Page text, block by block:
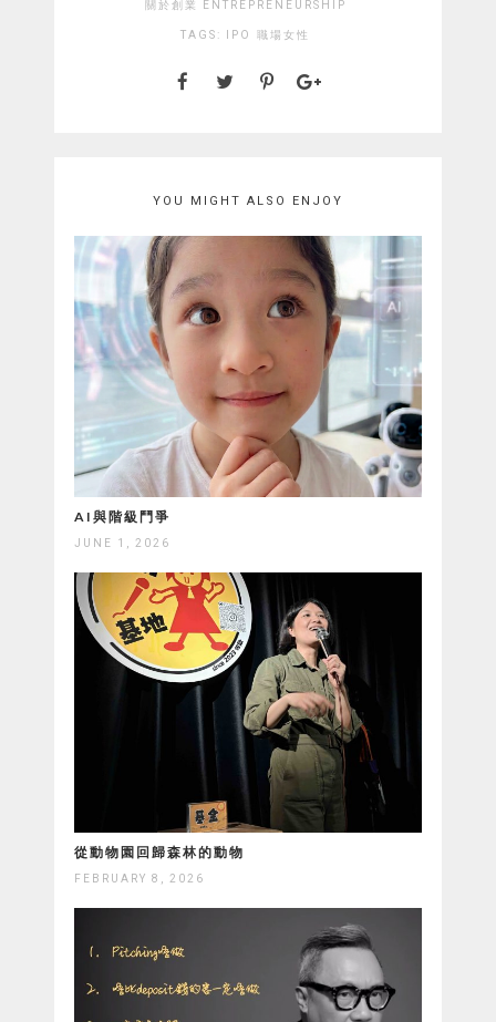
關於創業 ENTREPRENEURSHIP
TAGS: IPO 職場女性
YOU MIGHT ALSO ENJOY
AI與階級鬥爭
JUNE 1, 2026
從動物園回歸森林的動物
FEBRUARY 8, 2026